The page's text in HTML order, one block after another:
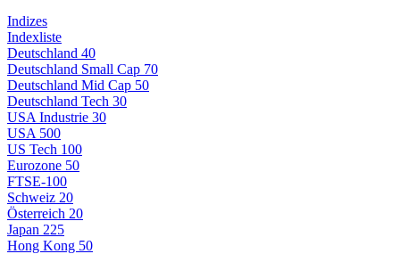
Indizes
Indexliste
Deutschland 40
Deutschland Small Cap 70
Deutschland Mid Cap 50
Deutschland Tech 30
USA Industrie 30
USA 500
US Tech 100
Eurozone 50
FTSE-100
Schweiz 20
Österreich 20
Japan 225
Hong Kong 50